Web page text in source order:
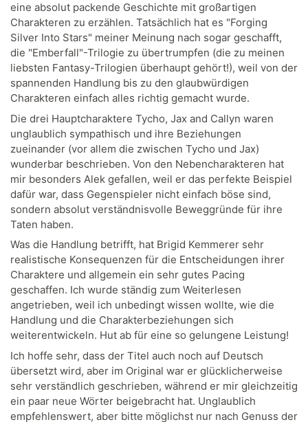
eine absolut packende Geschichte mit großartigen
Charakteren zu erzählen. Tatsächlich hat es "Forging
Silver Into Stars" meiner Meinung nach sogar geschafft,
die "Emberfall"-Trilogie zu übertrumpfen (die zu meinen
liebsten Fantasy-Trilogien überhaupt gehört!), weil von der
spannenden Handlung bis zu den glaubwürdigen
Charakteren einfach alles richtig gemacht wurde.
Die drei Hauptcharaktere Tycho, Jax and Callyn waren
unglaublich sympathisch und ihre Beziehungen
zueinander (vor allem die zwischen Tycho und Jax)
wunderbar beschrieben. Von den Nebencharakteren hat
mir besonders Alek gefallen, weil er das perfekte Beispiel
dafür war, dass Gegenspieler nicht einfach böse sind,
sondern absolut verständnisvolle Beweggründe für ihre
Taten haben.
Was die Handlung betrifft, hat Brigid Kemmerer sehr
realistische Konsequenzen für die Entscheidungen ihrer
Charaktere und allgemein ein sehr gutes Pacing
geschaffen. Ich wurde ständig zum Weiterlesen
angetrieben, weil ich unbedingt wissen wollte, wie die
Handlung und die Charakterbeziehungen sich
weiterentwickeln. Hut ab für eine so gelungene Leistung!
Ich hoffe sehr, dass der Titel auch noch auf Deutsch
übersetzt wird, aber im Original war er glücklicherweise
sehr verständlich geschrieben, während er mir gleichzeitig
ein paar neue Wörter beigebracht hat. Unglaublich
empfehlenswert, aber bitte möglichst nur nach Genuss der